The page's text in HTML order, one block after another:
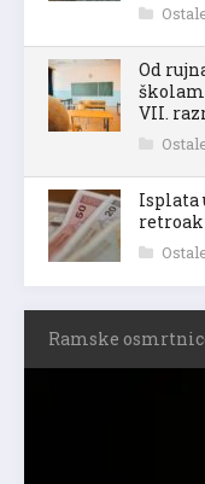
Od
VII.
Isplata
Ramske